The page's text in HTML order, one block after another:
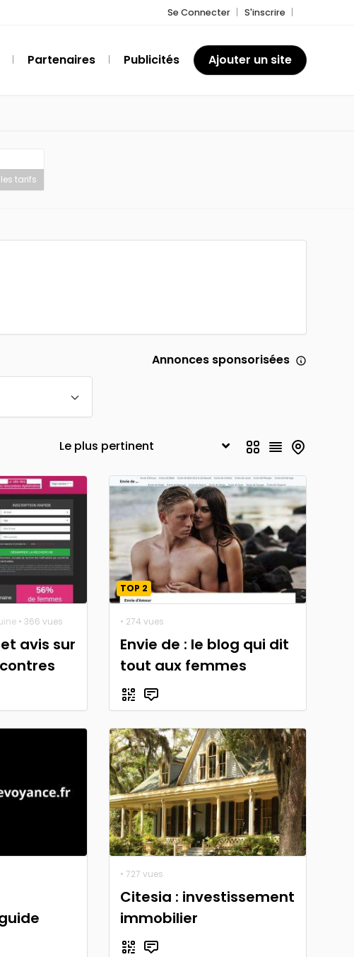
Se Connecter S'inscrire
Partenaires Publicités Ajouter un site
tarifs
Annonces sponsorisées
• 366 vues
avis sur
TOP 2
• 274 vues
Envie de : le blog qui dit
tout aux femmes
• 727 vues
Citesia : investissement
immobilier